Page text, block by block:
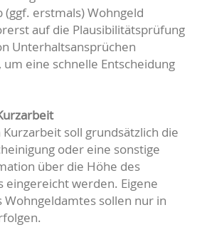
(ggf. erstmals) Wohngeld
auf die Plausibilitätsprüfung
Unterhaltsansprüchen
eine schnelle Entscheidung
soll grundsätzlich die
oder eine sonstige
über die Höhe des
eingereicht werden. Eigene
Wohngeldamtes sollen nur in